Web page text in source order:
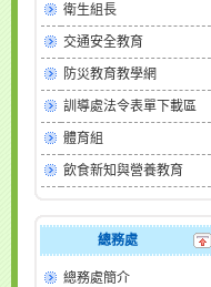
衛生組長
交通安全教育
防災教育教學網
訓導處法令表單下載區
體育組
飲食新知與營養教育
總務處
總務處簡介